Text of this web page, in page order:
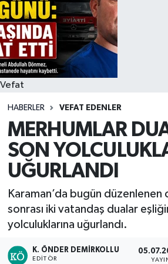
Vefat
HABERLER VEFAT EDENLER
MERHUMLAR
SON
UĞURLANDI
Karaman’da bugün düzenlenen
sonrası iki vatandaş dualar
yolculuklarına uğurlandı.
K. ÖNDER DEMIRKOLLU
EDITÖR
Siyaset
Spor
Vefat Edenler
Video Galeri
Yaşam